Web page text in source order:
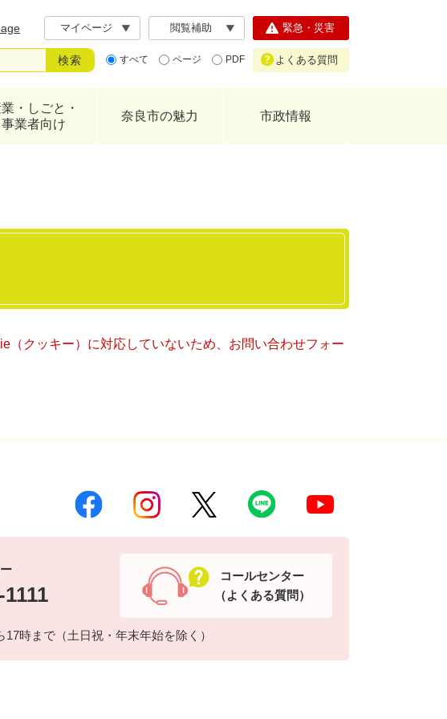
マイページ 閲覧補助
すべて ページ PDF
緊急・災害
よくある質問
・しごと・
事業者向け
奈良市の魅力 市政情報
クッキー）に対応していないため、お問い合わせフォー
17時まで（土日祝・年末年始を除く）
コールセンター
（よくある質問）